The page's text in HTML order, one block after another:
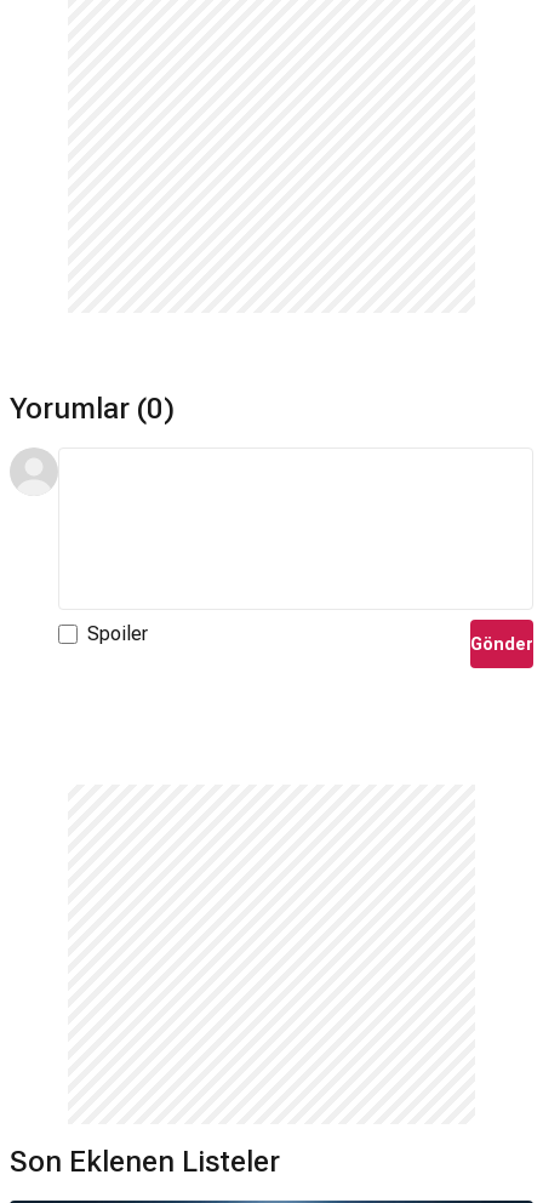
Yorumlar (0)
Spoiler Gönder
Son Eklenen Listeler